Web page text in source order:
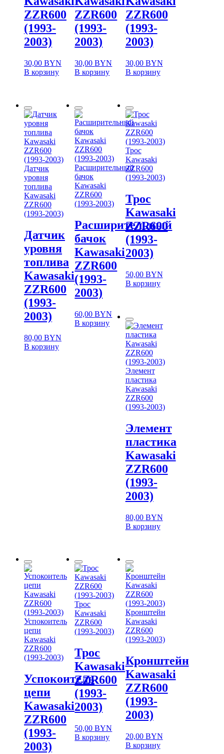
ZZR600
(1993-
2003)
30,00 BYN
В корзину
ZZR600
(1993-
2003)
30,00BYN
В корзину
ZZR600
(1993-
2003)
30,00 BYN
В корзину
Датчик
уровня
топлива
Kawasaki
ZZR600
(1993-2003)
Датчик
уровня
топлива
Kawasaki
ZZR600
(1993-
2003)
80,00 BYN
В корзину
Расширительный
бачок
Kawasaki
ZZR600
(1993-2003)
Расширительный
бачок
Kawasaki
ZZR600
(1993-
2003)
60,00BYN
В корзину
Трос
Kawasaki
ZZR600
(1993-2003)
Трос
Kawasaki
ZZR600
(1993-
2003)
50,00 BYN
В корзину
Элемент
пластика
Kawasaki
ZZR600
(1993-2003)
Элемент
пластика
Kawasaki
ZZR600
(1993-
2003)
80,00 BYN
В корзину
Успокоитель
цепи
Kawasaki
ZZR600
(1993-2003)
Успокоитель
цепи
Kawasaki
ZZR600
(1993-
2003)
Трос
Kawasaki
ZZR600
(1993-2003)
Трос
Kawasaki
ZZR600
(1993-
2003)
50,00BYN
В корзину
Кронштейн
Kawasaki
ZZR600
(1993-2003)
Кронштейн
Kawasaki
ZZR600
(1993-
2003)
20,00 BYN
В корзину